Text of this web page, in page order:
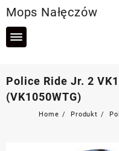
to
content
Mops Nałęczów
Police Ride Jr. 2
(VK1050WTG)
Home Produkt